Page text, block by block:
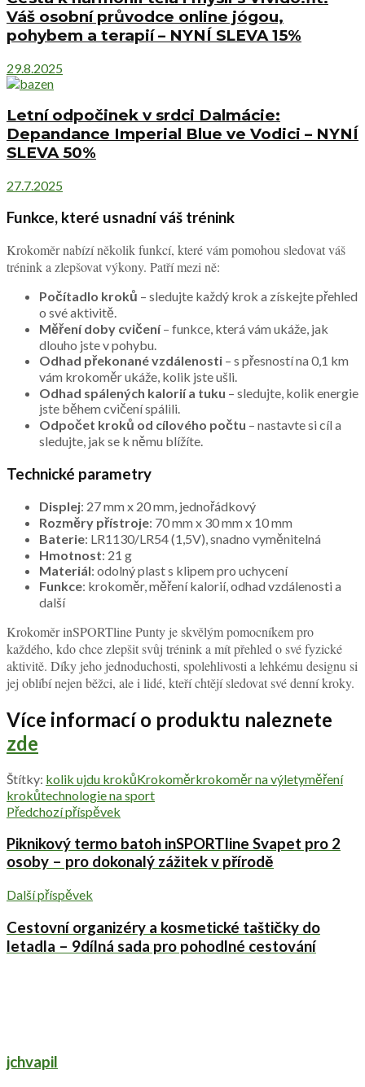
Váš osobní průvodce online jógou,
pohybem a terapií – NYNÍ SLEVA 15%
29.8.2025
Letní odpočinek v srdci Dalmácie:
Depandance Imperial Blue ve Vodici – NYNÍ
SLEVA 50%
27.7.2025
Funkce, které usnadní váš trénink
Krokoměr nabízí několik funkcí, které vám pomohou sledovat váš
trénink a zlepšovat výkony. Patří mezi ně:
Počítadlo kroků – sledujte každý krok a získejte přehled
o své aktivitě.
Měření doby cvičení– funkce, která vám ukáže, jak
dlouho jste v pohybu.
Odhad překonané vzdálenosti – s přesností na 0,1 km
vám krokoměr ukáže, kolik jste ušli.
Odhad spálených kalorií a tuku – sledujte, kolik energie
jste během cvičení spálili.
Odpočet kroků od cílového počtu – nastavte si cíl a
sledujte, jak se k němu blížíte.
Technické parametry
Displej: 27 mm x 20 mm, jednořádkový
Rozměry přístroje: 70 mm x 30 mm x 10 mm
Baterie: LR1130/LR54 (1,5V), snadno vyměnitelná
Hmotnost: 21 g
Materiál: odolný plast s klipem pro uchycení
Funkce: krokoměr, měření kalorií, odhad vzdálenosti a
další
Krokoměr inSPORTline Punty je skvělým pomocníkem pro
každého, kdo chce zlepšit svůj trénink a mít přehled o své fyzické
aktivitě. Díky jeho jednoduchosti, spolehlivosti a lehkému designu si
jej oblíbí nejen běžci, ale i lidé, kteří chtějí sledovat své denní kroky.
Více informací o produktu naleznete
zde
Štítky: kolik ujdu krokůKrokoměrkrokoměr na výletyměření
krokůtechnologie na sport
Předchozí příspěvek
Piknikový termo batoh inSPORTline Svapet pro 2
osoby – pro dokonalý zážitek v přírodě
Další příspěvek
Cestovní organizéry a kosmetické taštičky do
letadla – 9dílná sada pro pohodlné cestování
jchvapil